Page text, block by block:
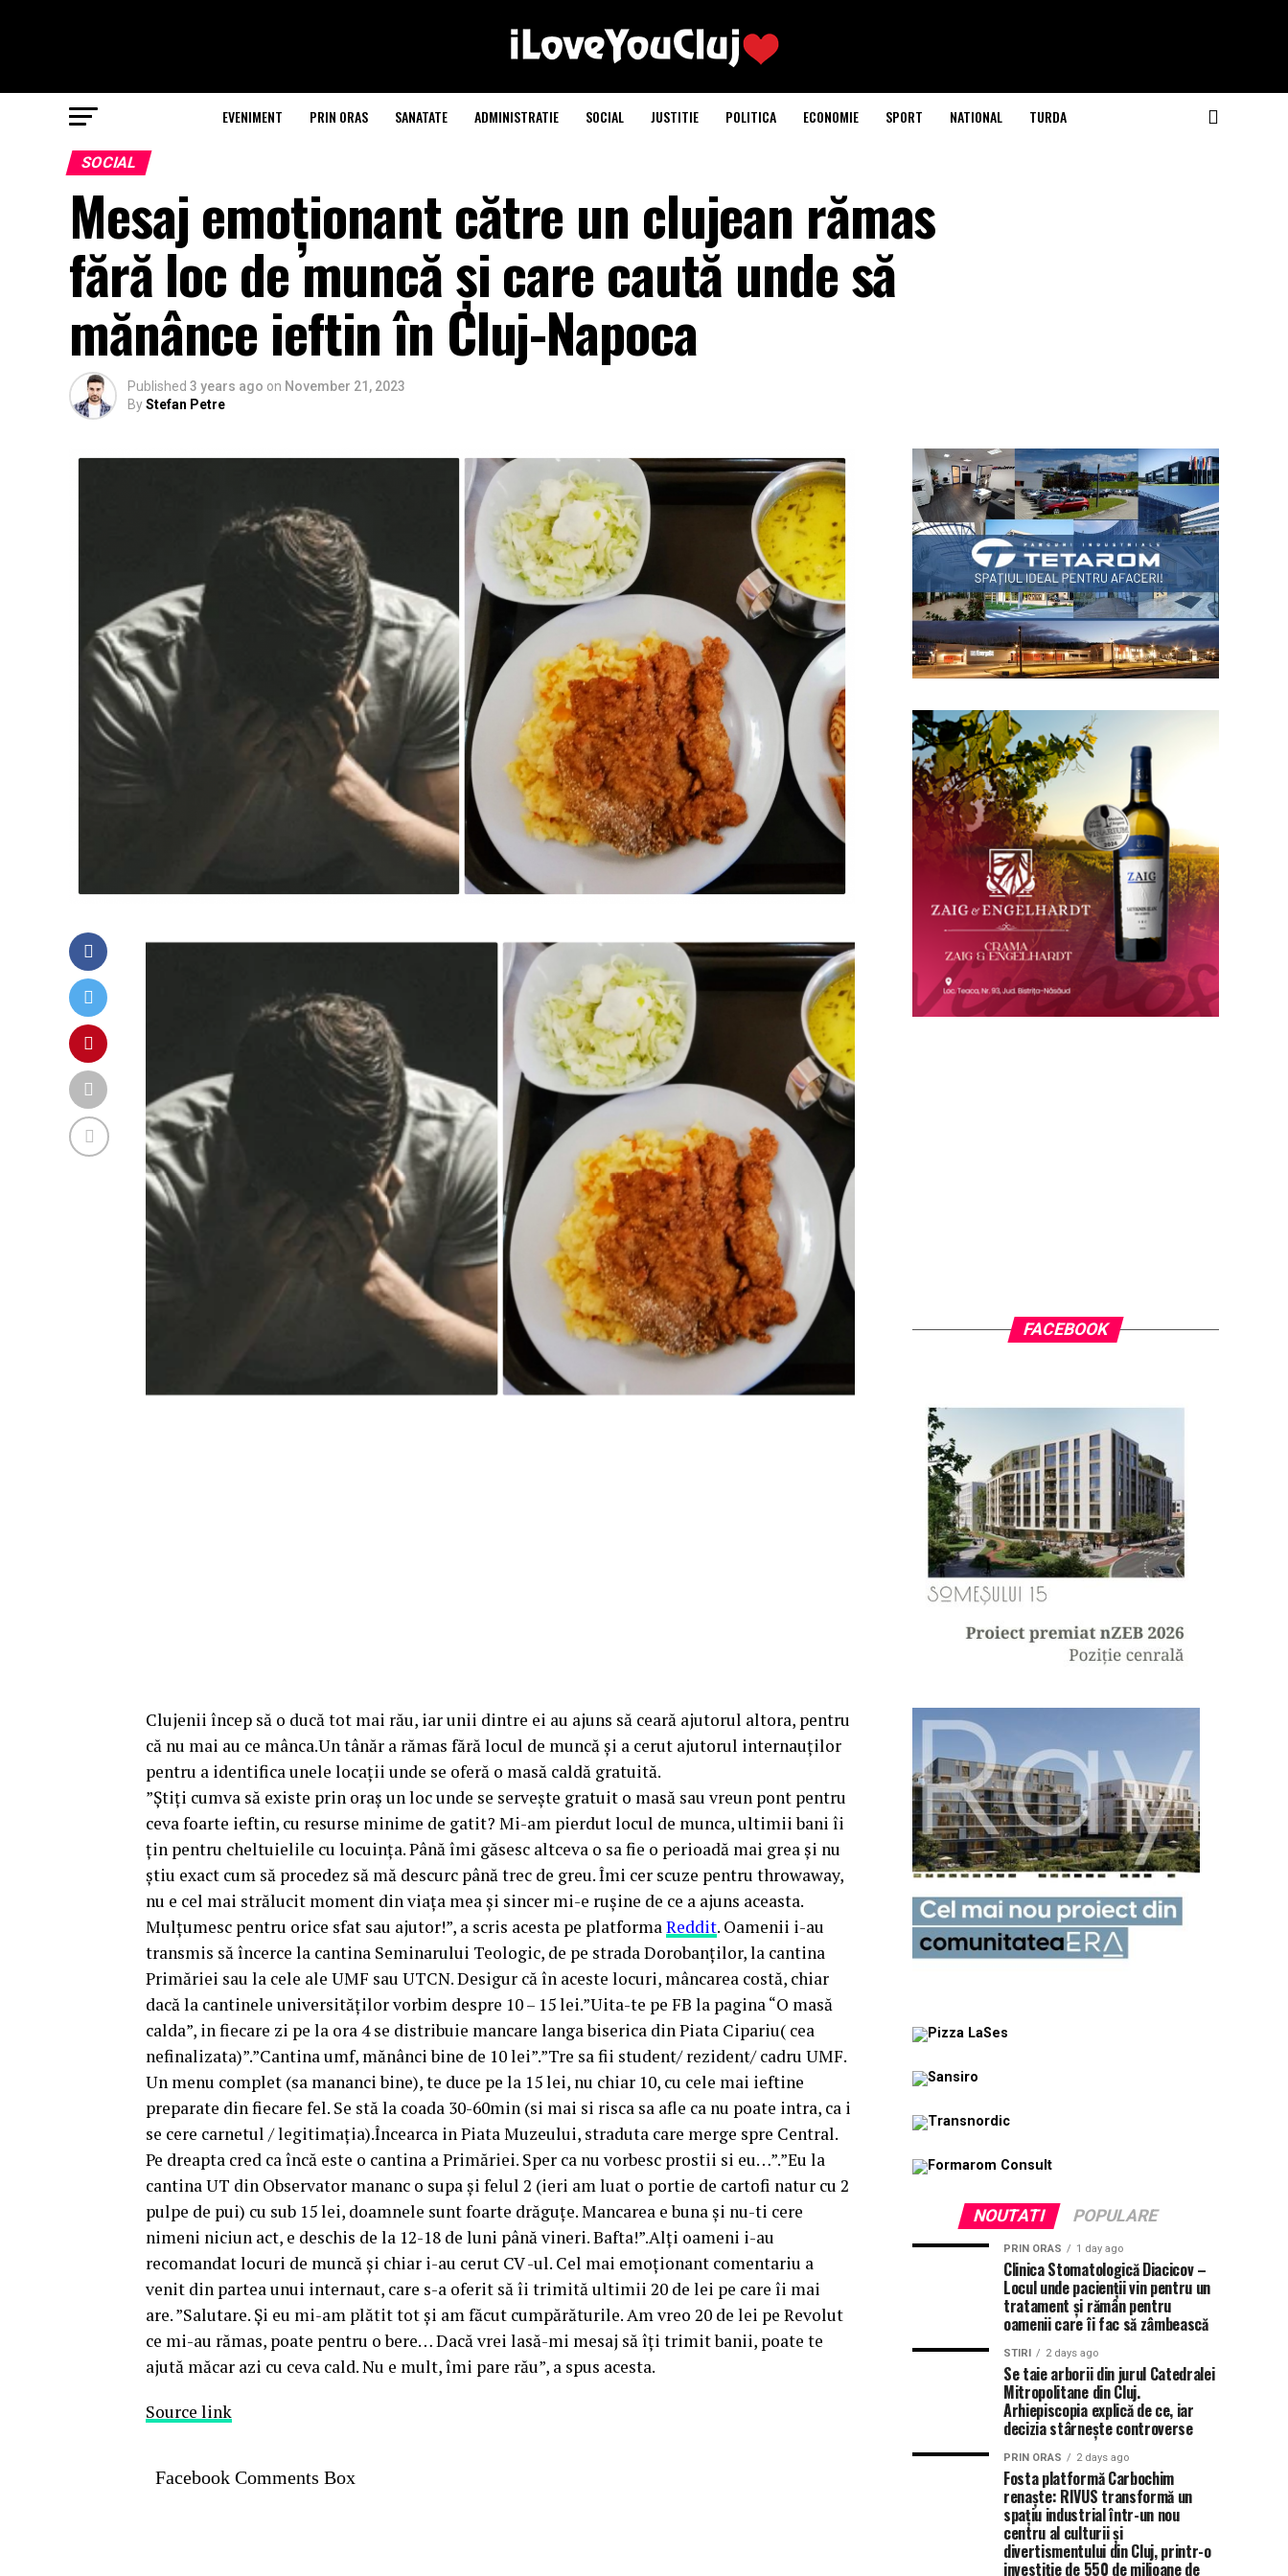
EVENIMENT PRIN ORAS SANATATE ADMINISTRATIE SOCIAL JUSTITIE POLITICA ECONOMIE SPORT NATIONAL TURDA
SOCIAL
Mesaj emoționant către un clujean rămas
fără loc de muncă și care caută unde să
mănânce ieftin în Cluj-Napoca
Published 3 years ago on November 21, 2023
ByStefan Petre
Clujenii încep să o ducă tot mai rău, iar unii dintre ei au ajuns să ceară ajutorul altora, pentru
că nu mai au ce mânca.Un tânăr a rămas fără locul de muncă și a cerut ajutorul internauților
pentru a identifica unele locații unde se oferă o masă caldă gratuită.
”Știți cumva să existe prin oraș un loc unde se servește gratuit o masă sau vreun pont pentru
ceva foarte ieftin, cu resurse minime de gatit? Mi-am pierdut locul de munca, ultimii bani îi
țin pentru cheltuielile cu locuința. Până îmi găsesc altceva o sa fie o perioadă mai grea și nu
știu exact cum să procedez să mă descurc până trec de greu. Îmi cer scuze pentru throwaway,
nu e cel mai strălucit moment din viața mea și sincer mi-e rușine de ce a ajuns aceasta.
Mulțumesc pentru orice sfat sau ajutor!”, a scris acesta pe platformaReddit. Oamenii i-au
transmis să încerce la cantina Seminarului Teologic, de pe strada Dorobanților, la cantina
Primăriei sau la cele ale UMF sau UTCN. Desigur că în aceste locuri, mâncarea costă, chiar
dacă la cantinele universităților vorbim despre 10 – 15 lei.”Uita-te pe FB la pagina “O masă
calda”, in fiecare zi pe la ora 4 se distribuie mancare langa biserica din Piata Cipariu( cea
nefinalizata)”.”Cantina umf, mănânci bine de 10 lei”.”Tre sa fii student/ rezident/ cadru UMF.
Un menu complet (sa mananci bine), te duce pe la 15 lei, nu chiar 10, cu cele mai ieftine
preparate din fiecare fel. Se stă la coada 30-60min (si mai si risca sa afle ca nu poate intra, ca i
se cere carnetul / legitimația).Încearca in Piata Muzeului, straduta care merge spre Central.
Pe dreapta cred ca încă este o cantina a Primăriei. Sper ca nu vorbesc prostii si eu…”.”Eu la
cantina UT din Observator mananc o supa și felul 2 (ieri am luat o portie de cartofi natur cu 2
pulpe de pui) cu sub 15 lei, doamnele sunt foarte drăguțe. Mancarea e buna și nu-ti cere
nimeni niciun act, e deschis de la 12-18 de luni până vineri. Bafta!”.Alți oameni i-au
recomandat locuri de muncă și chiar i-au cerut CV -ul. Cel mai emoționant comentariu a
venit din partea unui internaut, care s-a oferit să îi trimită ultimii 20 de lei pe care îi mai
are. ”Salutare. Și eu mi-am plătit tot și am făcut cumpărăturile. Am vreo 20 de lei pe Revolut
ce mi-au rămas, poate pentru o bere… Dacă vrei lasă-mi mesaj să îți trimit banii, poate te
ajută măcar azi cu ceva cald. Nu e mult, îmi pare rău”, a spus acesta.
Source link
Facebook Comments Box
FACEBOOK
NOUTATI POPULARE
PRIN ORAS 1 day ago
Clinica Stomatologică Diacicov –
Locul unde pacienții vin pentru un
tratament și rămân pentru
oamenii care îi fac să zâmbească
STIRI 2 days ago
Se taie arborii din jurul Catedralei
Mitropolitane din Cluj.
Arhiepiscopia explică de ce, iar
decizia stârnește controverse
PRIN ORAS 2 days ago
Fosta platformă Carbochim
renaște: RIVUS transformă un
spațiu industrial într-un nou
centru al culturii și
divertismentului din Cluj, printr-o
investiție de 550 de milioane de